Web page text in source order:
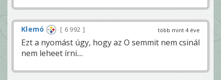
több mint 4 éve
Klemó 6 992
Ezt a nyomást úgy, hogy az O semmit nem csinál
nem leheet írni....